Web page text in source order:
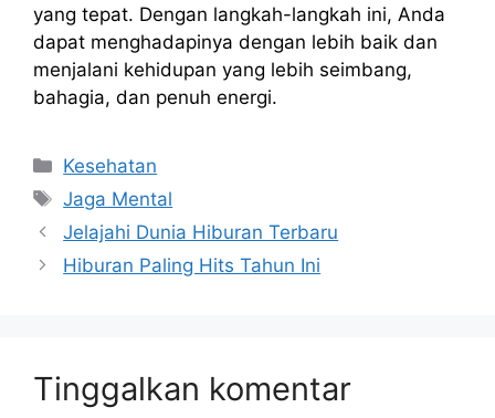
yang tepat. Dengan langkah-langkah ini, Anda
dapat menghadapinya dengan lebih baik dan
menjalani kehidupan yang lebih seimbang,
bahagia, dan penuh energi.
Kategori
Kesehatan
Tag
Jaga Mental
Jelajahi Dunia Hiburan Terbaru
Hiburan Paling Hits Tahun Ini
Tinggalkan komentar